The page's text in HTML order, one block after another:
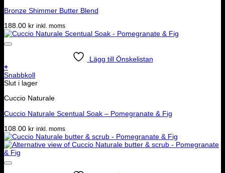
Bronze Shimmer Butter Blend
188.00 kr inkl. moms
Lägg till Önskelistan
+
Snabbkoll
Slut i lager
Cuccio Naturale
Cuccio Naturale Scentual Soak – Pomegranate & Fig
108.00 kr inkl. moms